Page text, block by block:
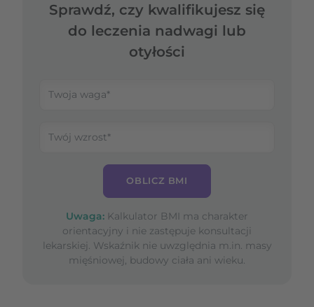
Sprawdź, czy kwalifikujesz się
do leczenia nadwagi lub
otyłości
OBLICZ BMI
Uwaga: Kalkulator BMI ma charakter
orientacyjny i nie zastępuje konsultacji
lekarskiej. Wskaźnik nie uwzględnia m.in. masy
mięśniowej, budowy ciała ani wieku.